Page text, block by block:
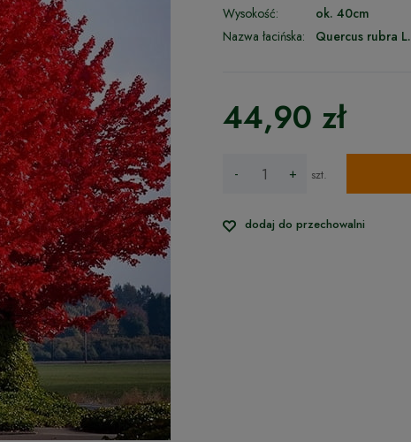
Wysokość:
ok. 40cm
Nazwa łacińska:
Quercus rubra L.
44,90 zł
- + szt.
dodaj do przechowalni